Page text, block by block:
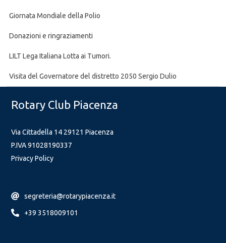
Giornata Mondiale della Polio
Donazioni e ringraziamenti
LILT Lega Italiana Lotta ai Tumori.
Visita del Governatore del distretto 2050 Sergio Dulio
Rotary Club Piacenza
Via Cittadella 14 29121 Piacenza
P.IVA 91028190337
Privacy Policy
segreteria@rotarypiacenza.it
+39 3518009101